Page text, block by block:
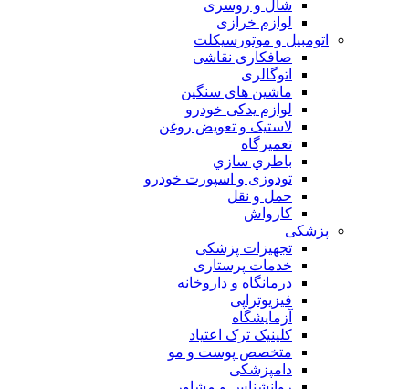
شال و روسری
لوازم خرازی
اتومبیل و موتورسیکلت
صافکاری نقاشی
اتوگالری
ماشین های سنگین
لوازم یدکی خودرو
لاستیک و تعویض روغن
تعميرگاه
باطري سازي
تودوزی و اسپورت خودرو
حمل و نقل
کارواش
پزشکی
تجهیزات پزشکی
خدمات پرستاری
درمانگاه و داروخانه
فیزیوتراپی
آزمایشگاه
کلینیک ترک اعتیاد
متخصص پوست و مو
دامپزشکی